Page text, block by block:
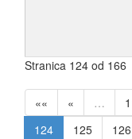
Stranica 124 od 166
«« « …
124
125 126